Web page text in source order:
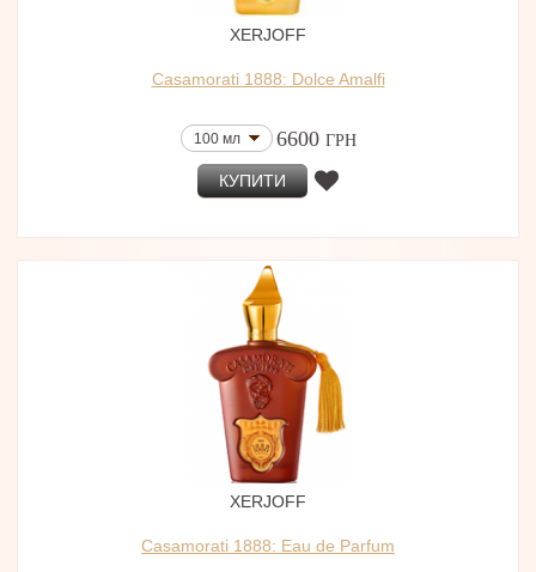
XERJOFF
Casamorati 1888: Dolce Amalfi
100 мл 6600 ГРН
КУПИТИ
XERJOFF
Casamorati 1888: Eau de Parfum